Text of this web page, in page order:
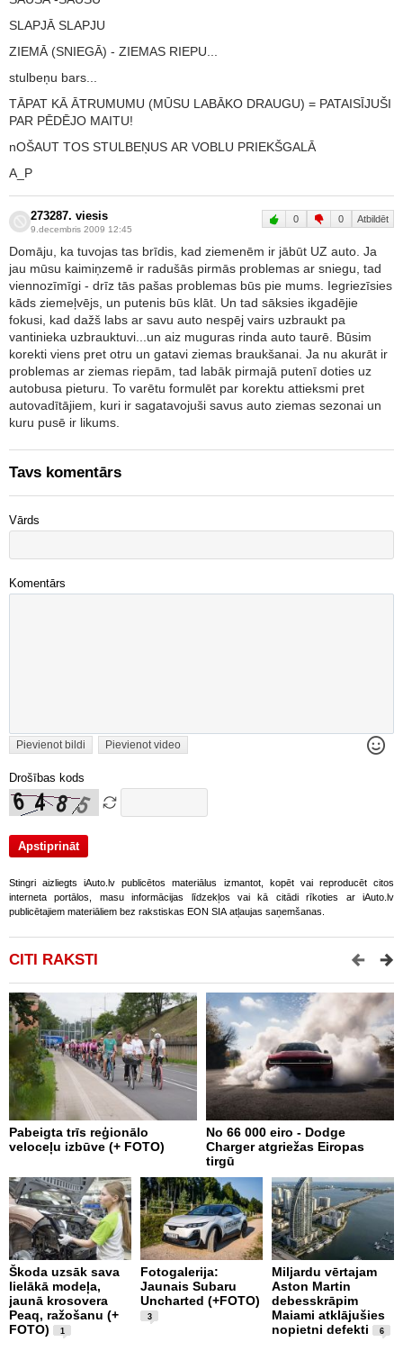
SLAPJĀ SLAPJU
ZIEMĀ (SNIEGĀ) - ZIEMAS RIEPU...
stulbeņu bars...
TĀPAT KĀ ĀTRUMUMU (MŪSU LABĀKO DRAUGU) = PATAISĪJUŠI
PAR PĒDĒJO MAITU!
nOŠAUT TOS STULBEŅUS AR VOBLU PRIEKŠGALĀ
A_P
273287. viesis
9.decembris 2009 12:45
0 0 Atbildēt
Domāju, ka tuvojas tas brīdis, kad ziemenēm ir jābūt UZ auto. Ja
jau mūsu kaimiņzemē ir radušās pirmās problemas ar sniegu, tad
viennozīmīgi - drīz tās pašas problemas būs pie mums. Iegriezīsies
kāds ziemeļvējs, un putenis būs klāt. Un tad sāksies ikgadējie
fokusi, kad dažš labs ar savu auto nespēj vairs uzbraukt pa
vantinieka uzbrauktuvi...un aiz muguras rinda auto taurē. Būsim
korekti viens pret otru un gatavi ziemas braukšanai. Ja nu akurāt ir
problemas ar ziemas riepām, tad labāk pirmajā putenī doties uz
autobusa pieturu. To varētu formulēt par korektu attieksmi pret
autovadītājiem, kuri ir sagatavojuši savus auto ziemas sezonai un
kuru pusē ir likums.
Tavs komentārs
Vārds
Komentārs
Pievienot bildi Pievienot video
Drošības kods
Stingri aizliegts iAuto.lv publicētos materiālus izmantot, kopēt vai reproducēt citos
interneta portālos, masu informācijas līdzekļos vai kā citādi rīkoties ar iAuto.lv
publicētajiem materiāliem bez rakstiskas EON SIA atļaujas saņemšanas.
CITI RAKSTI
Pabeigta trīs reģionālo
veloceļu izbūve (+ FOTO)
No 66 000 eiro - Dodge
Charger atgriežas Eiropas
tirgū
Škoda uzsāk sava
lielākā modeļa,
jaunā krosovera
Peaq, ražošanu (+
FOTO)
1
Fotogalerija:
Jaunais Subaru
Uncharted (+FOTO)
3
Miljardu vērtajam
Aston Martin
debesskrāpim
Maiami atklājušies
nopietni defekti
6